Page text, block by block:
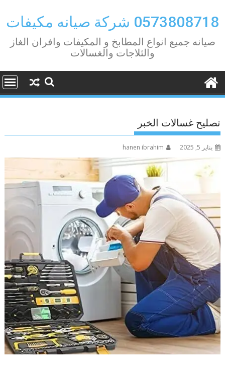
to
content
0573808718 شركة صيانه مكيفات
صيانه جميع انواع المطابخ و المكيفات وافران الغاز
والثلاجات والغسالات
تصليح غسالات الخبر
يناير 5, 2025 hanen ibrahim